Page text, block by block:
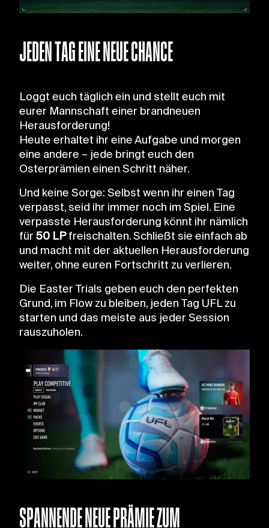
JEDEN TAG EINE NEUE CHANCE
Loggt euch täglich ein und stellt euch mit
eurer Mannschaft einer brandneuen
Herausforderung!
Heute erhaltet ihr eine Aufgabe und morgen
eine andere – jede bringt euch den
Osterprämien einen Schritt näher.
Und keine Sorge: Selbst wenn ihr einen Tag
verpasst, seid ihr immer noch im Spiel. Eine
verpasste Herausforderung könnt ihr nämlich
für50 LPfreischalten. Schließt sie einfach ab
und macht mit der aktuellen Herausforderung
weiter, ohne euren Fortschritt zu verlieren.
Die Easter Trials geben euch den perfekten
Grund, im Flow zu bleiben, jeden Tag UFL zu
starten und das meiste aus jeder Session
rauszuholen.
SPANNENDE NEUE PRÄMIE ZUM